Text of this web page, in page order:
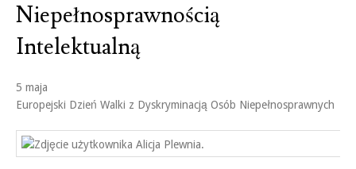
Niepełnosprawnością
Intelektualną
5 maja
Europejski Dzień Walki z Dyskryminacją Osób Niepełnosprawnych